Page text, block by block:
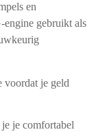
en
engine gebruikt als
voordat je geld
je comfortabel